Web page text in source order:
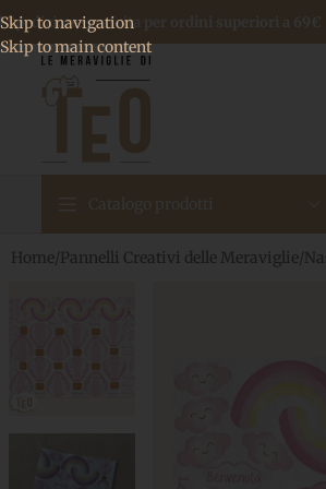
Skip to navigation
Skip to main content
Spedizione gratuita per ordini superiori a 69€
Home/Pannelli Creativi delle Meraviglie/